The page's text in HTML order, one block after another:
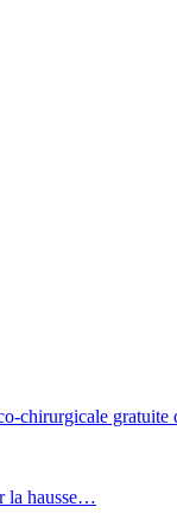
chirurgicale gratuite
la hausse…